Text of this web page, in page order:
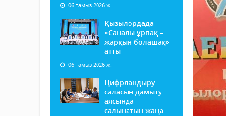
06 тамыз 2026 ж.
Қызылордада
«Саналы ұрпақ –
жарқын болашақ»
атты
06 тамыз 2026 ж.
Цифрландыру
саласын дамыту
аясында
салынатын жаңа